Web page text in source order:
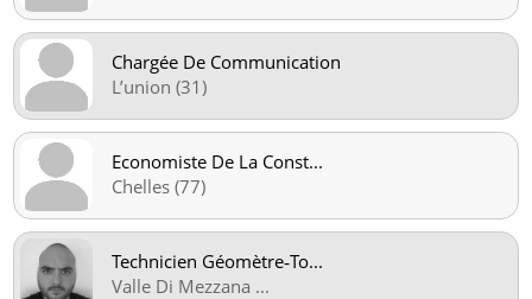
Chargée De Communication
L’union (31)
Economiste De La Const...
Chelles (77)
Technicien Géomètre‑To...
Valle Di Mezzana ...